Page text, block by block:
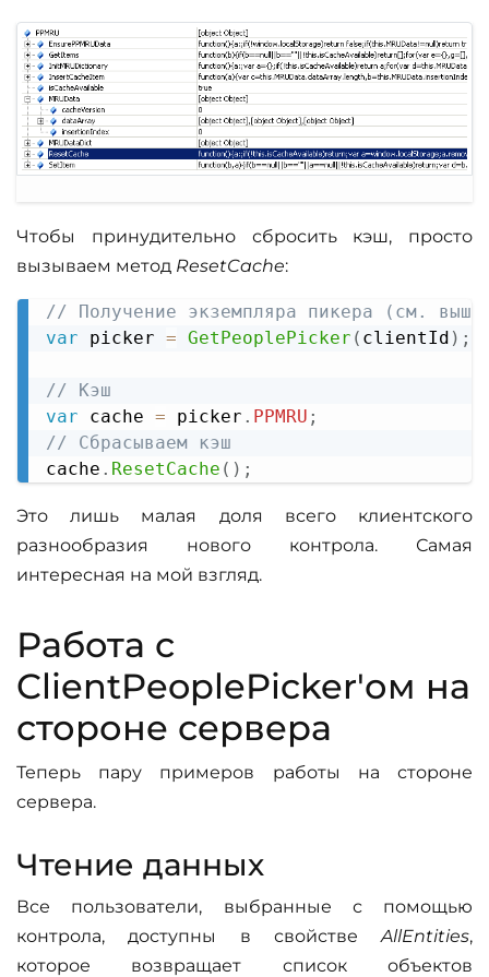
Чтобы принудительно сбросить кэш, просто
вызываем метод ResetCache:
// Получение экземпляра пикера (см.
var picker = GetPeoplePicker ( clientId ) ;
// Кэш
var cache = picker . PPMRU ;
// Сбрасываем кэш
cache . ResetCache ( ) ;
Copy
Это лишь малая доля всего клиентского
разнообразия нового контрола. Самая
интересная на мой взгляд.
Работа с
ClientPeoplePicker'ом на
стороне сервера
Теперь пару примеров работы на стороне
сервера.
Чтение данных
Все пользователи, выбранные с помощью
контрола, доступны в свойстве AllEntities,
которое возвращает список объектов